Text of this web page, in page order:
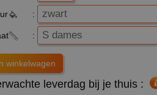
:
:
leverdag bij je thuis :